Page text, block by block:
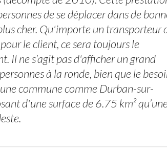
de se déplacer dans de
cher. Qu'importe un transporteur
le client, ce sera toujours le
Il ne s’agit pas d'afficher un grand
à la ronde, bien que le
commune comme Durban-sur-
d'une surface de 6.75 km²